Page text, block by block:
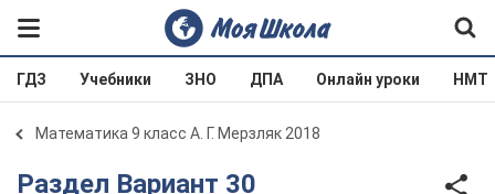
ГДЗ Учебники ЗНО ДПА Онлайн уроки НМТ
Математика 9 класс А. Г. Мерзляк 2018
Раздел Вариант 30